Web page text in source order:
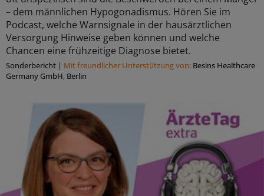
– dem männlichen Hypogonadismus. Hören Sie im
Podcast, welche Warnsignale in der hausärztlichen
Versorgung Hinweise geben können und welche
Chancen eine frühzeitige Diagnose bietet.
Sonderbericht | Mit freundlicher Unterstützung von: Besins Healthcare
Germany GmbH, Berlin